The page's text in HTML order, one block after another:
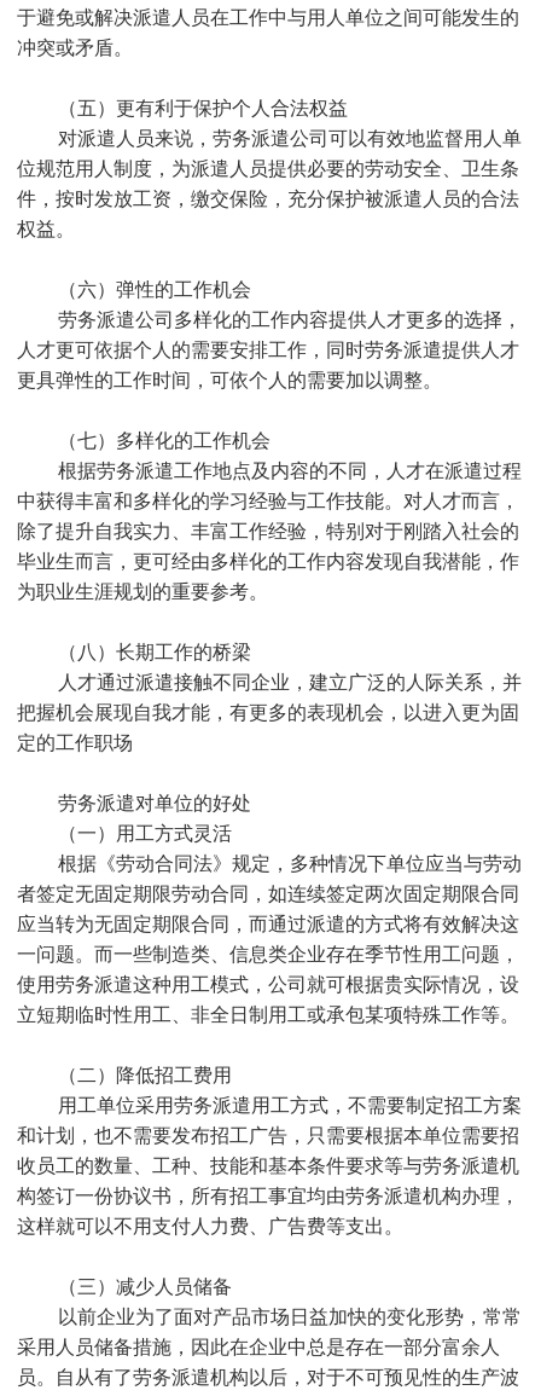
于避免或解决派遣人员在工作中与用人单位之间可能发生的
冲突或矛盾。
（五）更有利于保护个人合法权益
对派遣人员来说，劳务派遣公司可以有效地监督用人单
位规范用人制度，为派遣人员提供必要的劳动安全、卫生条
件，按时发放工资，缴交保险，充分保护被派遣人员的合法
权益。
（六）弹性的工作机会
劳务派遣公司多样化的工作内容提供人才更多的选择，
人才更可依据个人的需要安排工作，同时劳务派遣提供人才
更具弹性的工作时间，可依个人的需要加以调整。
（七）多样化的工作机会
根据劳务派遣工作地点及内容的不同，人才在派遣过程
中获得丰富和多样化的学习经验与工作技能。对人才而言，
除了提升自我实力、丰富工作经验，特别对于刚踏入社会的
毕业生而言，更可经由多样化的工作内容发现自我潜能，作
为职业生涯规划的重要参考。
（八）长期工作的桥梁
人才通过派遣接触不同企业，建立广泛的人际关系，并
把握机会展现自我才能，有更多的表现机会，以进入更为固
定的工作职场
劳务派遣对单位的好处
（一）用工方式灵活
根据《劳动合同法》规定，多种情况下单位应当与劳动
者签定无固定期限劳动合同，如连续签定两次固定期限合同
应当转为无固定期限合同，而通过派遣的方式将有效解决这
一问题。而一些制造类、信息类企业存在季节性用工问题，
使用劳务派遣这种用工模式，公司就可根据贵实际情况，设
立短期临时性用工、非全日制用工或承包某项特殊工作等。
（二）降低招工费用
用工单位采用劳务派遣用工方式，不需要制定招工方案
和计划，也不需要发布招工广告，只需要根据本单位需要招
收员工的数量、工种、技能和基本条件要求等与劳务派遣机
构签订一份协议书，所有招工事宜均由劳务派遣机构办理，
这样就可以不用支付人力费、广告费等支出。
（三）减少人员储备
以前企业为了面对产品市场日益加快的变化形势，常常
采用人员储备措施，因此在企业中总是存在一部分富余人
员。自从有了劳务派遣机构以后，对于不可预见性的生产波